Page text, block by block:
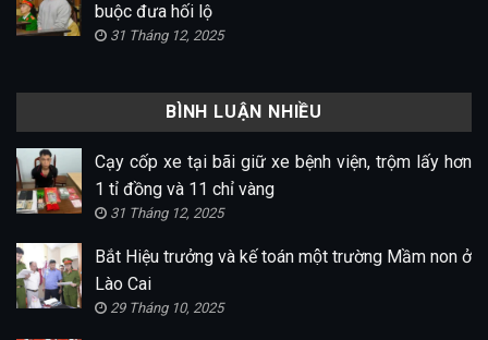
buộc đưa hối lộ
31 Tháng 12, 2025
BÌNH LUẬN NHIỀU
Cạy cốp xe tại bãi giữ xe bệnh viện, trộm lấy hơn
1 tỉ đồng và 11 chỉ vàng
31 Tháng 12, 2025
Bắt Hiệu trưởng và kế toán một trường Mầm non ở
Lào Cai
29 Tháng 10, 2025